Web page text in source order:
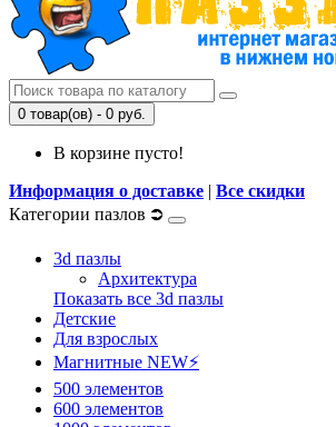
0 товар(ов) - 0 руб.
В корзине пусто!
Информация о доставке | Все скидки
Категории пазлов ⮊
3d пазлы
Архитектура
Показать все 3d пазлы
Детские
Для взрослых
Магнитные NEW⚡
500 элементов
600 элементов